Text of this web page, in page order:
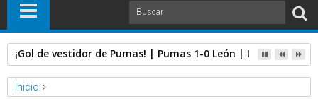
¡Gol de vestidor de Pumas! | Pumas 1-0 León | Liga MX
Inicio